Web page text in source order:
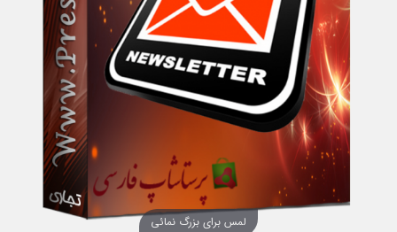
لمس برای بزرگ نمائی